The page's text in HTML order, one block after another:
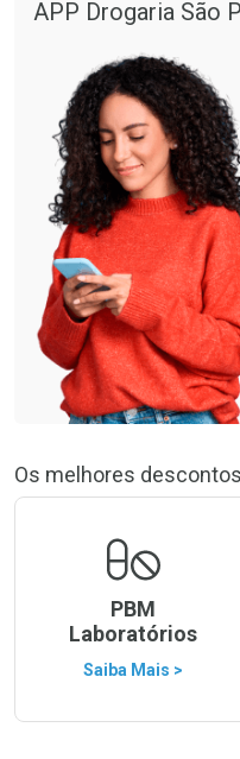
APP Drogaria São
Os melhores
PBM
Laboratórios
Saiba Mais >